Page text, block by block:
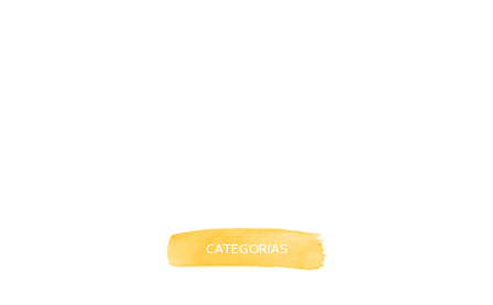
CATEGORIAS